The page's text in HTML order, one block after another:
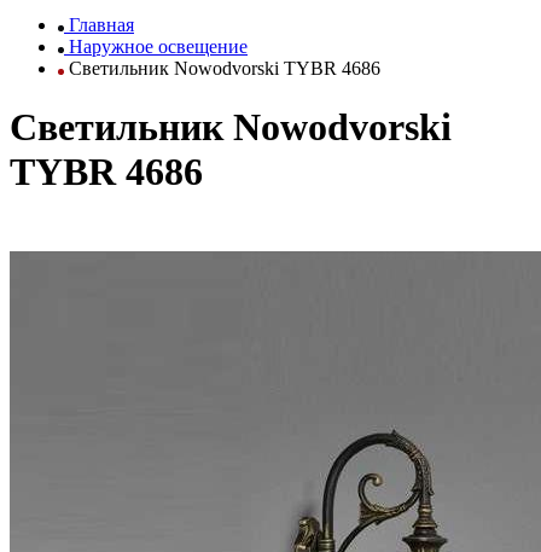
Главная
Наружное освещение
Светильник Nowodvorski TYBR 4686
Светильник Nowodvorski
TYBR 4686